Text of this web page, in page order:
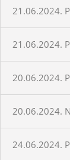
21.06.2024.
21.06.2024.
20.06.2024.
20.06.2024.
24.06.2024.